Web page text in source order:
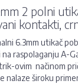
2 polni
kontakti,
6.3mm utikač
raspolaganju A-
ovim načinom
nalaze široku